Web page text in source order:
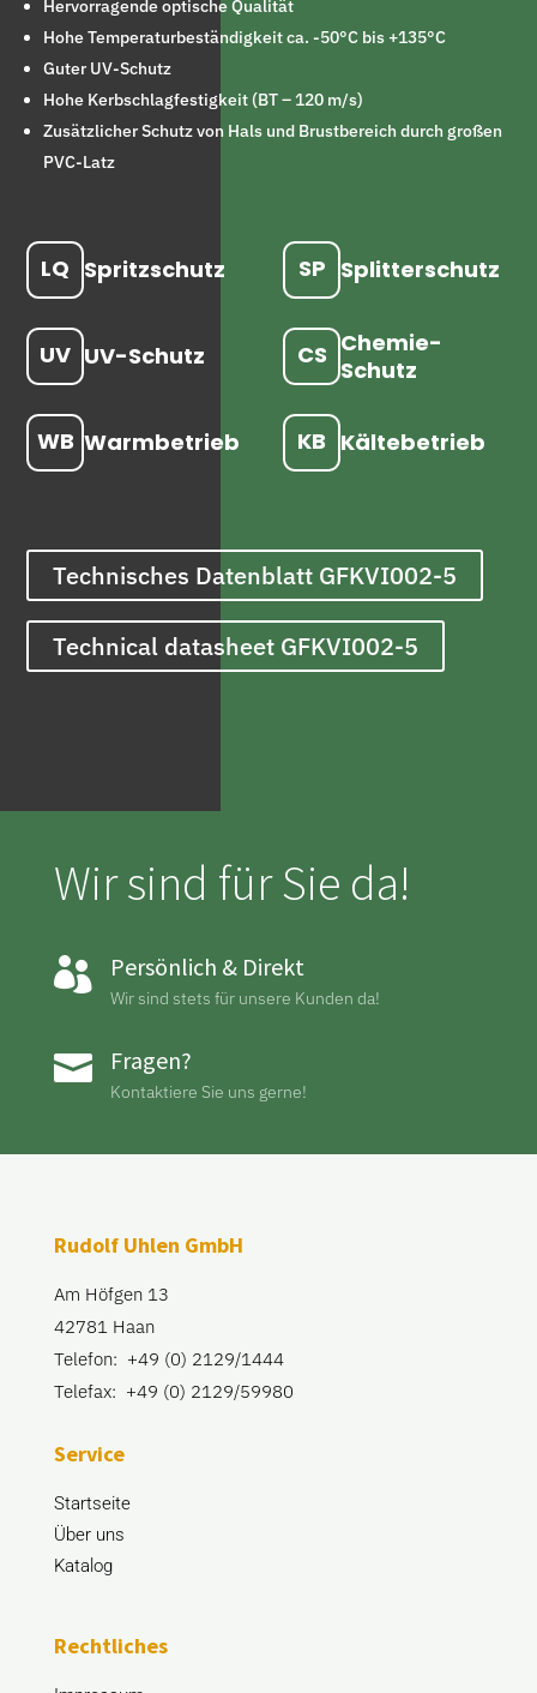
Hervorragende optische Qualität
Hohe Temperaturbeständigkeit ca. -50°C bis +135°C
Guter UV-Schutz
Hohe Kerbschlagfestigkeit (BT – 120 m/s)
Zusätzlicher Schutz von Hals und Brustbereich durch großen
PVC-Latz
LQ Spritzschutz SP Splitterschutz
UV UV-Schutz CS Chemie-
Schutz
WB Warmbetrieb KB Kältebetrieb
Technisches Datenblatt GFKVI002-5
Technical datasheet GFKVI002-5
Wir sind für Sie da!
 Persönlich & Direkt
Wir sind stets für unsere Kunden da!
 Fragen?
Kontaktiere Sie uns gerne!
Rudolf Uhlen GmbH
Am Höfgen 13
42781 Haan
Telefon: +49 (0) 2129/1444
Telefax: +49 (0) 2129/59980
Service
Startseite
Über uns
Katalog
Rechtliches